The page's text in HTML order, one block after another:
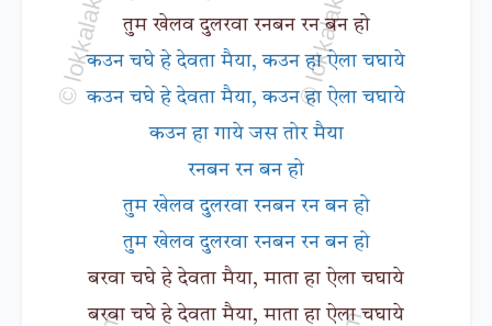
तुम खेलव दुलरवा रनबन रन बन हो
कउन चघे हे देवता मैया, कउन हा ऐला चघाये
कउन चघे हे देवता मैया, कउन हा ऐला चघाये
कउन हा गाये जस तोर मैया
रनबन रन बन हो
तुम खेलव दुलरवा रनबन रन बन हो
तुम खेलव दुलरवा रनबन रन बन हो
बरवा चघे हे देवता मैया, माता हा ऐला चघाये
बरवा चघे हे देवता मैया, माता हा ऐला चघाये